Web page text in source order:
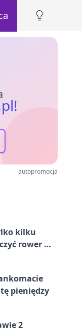
autopromocja
kilku
rower w
pieniędzy
2